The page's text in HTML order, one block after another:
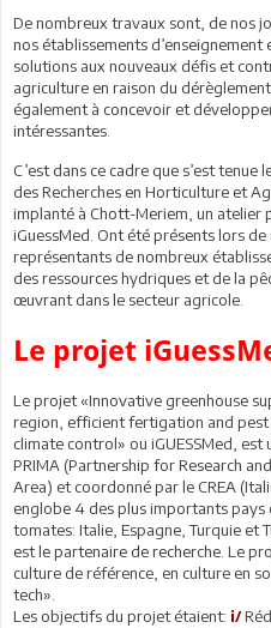
De nombreux travaux sont, de nos
nos établissements
solutions aux nouveaux défis et
agriculture en raison du
également à concevoir et
intéressantes.
C’est dans ce cadre que s’est
des Recherches en Horticulture et
implanté à Chott-Meriem, un atelier
iGuessMed. Ont été présents lors
représentants de nombreux
des ressources hydriques et de la
œuvrant dans le secteur agricole.
Le projet
Le projet «Innovative greenhouse
region, efficient fertigation and pest
climate control» ou iGUESSMed,
PRIMA (Partnership for Research
Area) et coordonné par le CREA
englobe 4 des plus importants
tomates: Italie, Espagne, Turquie et
est le partenaire de recherche. Le
culture de référence, en culture en
tech».
Les objectifs du projet étaient: i/